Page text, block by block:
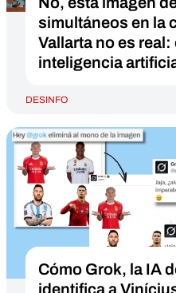
simultáneos en la
Vallarta no es
inteligencia
DESINFO
Cómo Grok, la IA
identifica a